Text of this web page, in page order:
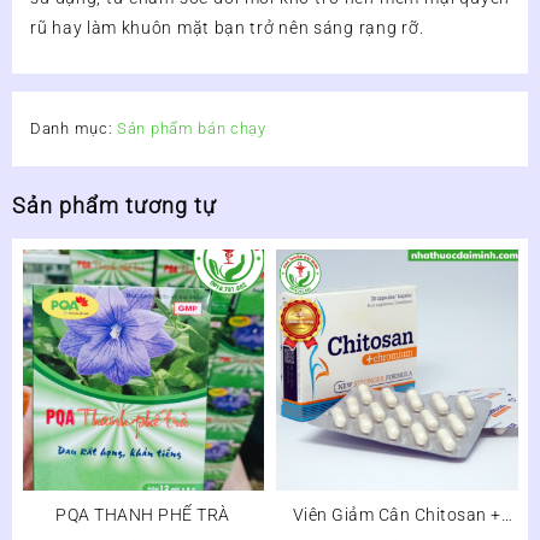
rũ hay làm khuôn mặt bạn trở nên sáng rạng rỡ.
Danh mục: Sản phẩm bán chạy
Sản phẩm tương tự
PQA THANH PHẾ TRÀ
Viên Giảm Cân Chitosan +